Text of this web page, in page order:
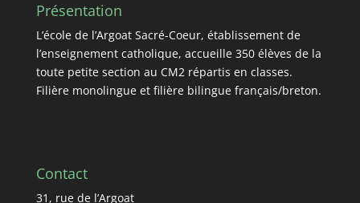
Présentation
L’école de l’Argoat Sacré-Coeur, établissement de
l’enseignement catholique, accueille 350 élèves de la
toute petite section au CM2 répartis en classes.
Filière monolingue et filière bilingue français/breton.
Contact
31, rue de l’Argoat